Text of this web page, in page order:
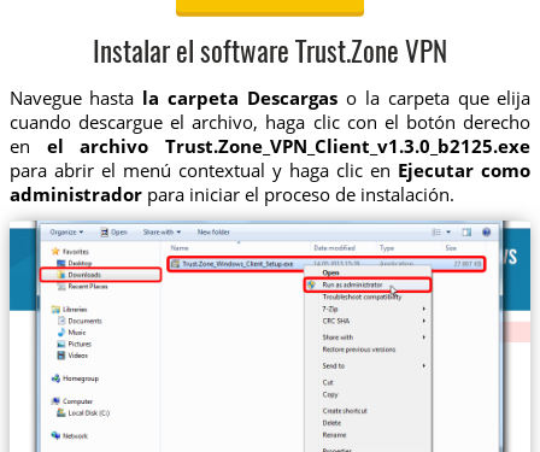
Instalar el software Trust.Zone VPN
Navegue hasta la carpeta Descargas o la carpeta que elija
cuando descargue el archivo, haga clic con el botón derecho
en el archivo Trust.Zone_VPN_Client_v1.3.0_b2125.exe
para abrir el menú contextual y haga clic en Ejecutar como
administradorpara iniciar el proceso de instalación.